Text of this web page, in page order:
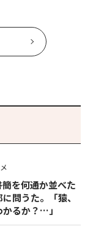
簡を何通か並べた
問うた。「猿、
るか？…」